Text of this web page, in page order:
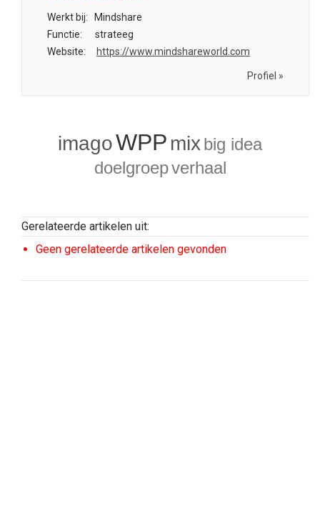
Werkt bij:
Mindshare
Functie:
strateeg
Website:
https://www.mindshareworld.com
Profiel »
imagoWPP mix big idea
doelgroepverhaal
Gerelateerde artikelen uit:
Geen gerelateerde artikelen gevonden